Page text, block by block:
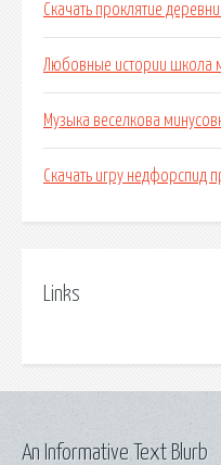
Скачать проклятие
Любовные истории школа
Музыка веселкова
Скачать игру недфорспид
Links
An Informative Text Blurb